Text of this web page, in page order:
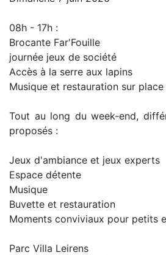
08h - 17h :
Brocante Far'Fouille
journée jeux de société
Accès à la serre aux lapins
Musique et restauration sur place
Tout au long du week-end,
proposés :
Jeux d'ambiance et jeux experts
Espace détente
Musique
Buvette et restauration
Moments conviviaux pour petits
Parc Villa Leirens